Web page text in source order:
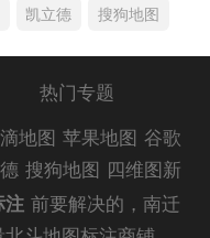
凯立德 搜狗地图
热门专题
地图 苹果地图 谷歌
搜狗地图 四维图新
搜搜地图 好搜地图
注 前要解决的，南迁